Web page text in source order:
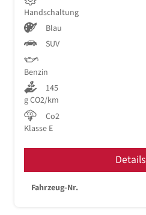
Handschaltung
Blau
SUV
Benzin
145
g CO2/km
Co2
Klasse E
Details
Fahrzeug-Nr.